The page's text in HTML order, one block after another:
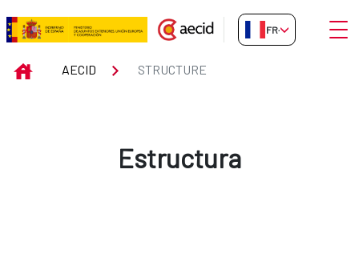
Saut au contenu principal
Structure
FR-FR
INICIOAECID STRUCTURE
Estructura